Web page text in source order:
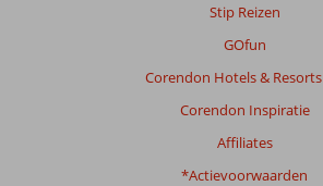
Stip Reizen
GOfun
Corendon Hotels & Resorts
Corendon Inspiratie
Affiliates
*Actievoorwaarden